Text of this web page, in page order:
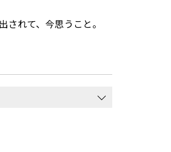
されて、今思うこと。